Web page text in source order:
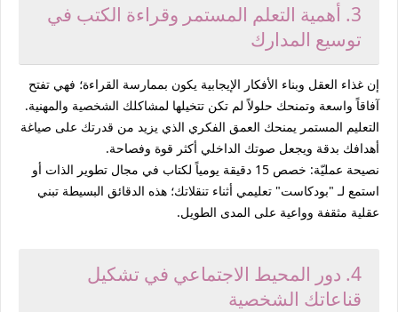
3. أهمية التعلم المستمر وقراءة الكتب في
توسيع المدارك
إن غذاء العقل وبناء الأفكار الإيجابية يكون بممارسة القراءة؛ فهي تفتح
آفاقاً واسعة وتمنحك حلولاً لم تكن تتخيلها لمشاكلك الشخصية والمهنية.
التعليم المستمر يمنحك العمق الفكري الذي يزيد من قدرتك على صياغة
أهدافك بدقة ويجعل صوتك الداخلي أكثر قوة وفصاحة.
نصيحة عمليّة: خصص 15 دقيقة يومياً لكتاب في مجال تطوير الذات أو
استمع لـ "بودكاست" تعليمي أثناء تنقلاتك؛ هذه الدقائق البسيطة تبني
عقلية مثقفة وواعية على المدى الطويل.
4. دور المحيط الاجتماعي في تشكيل
قناعاتك الشخصية